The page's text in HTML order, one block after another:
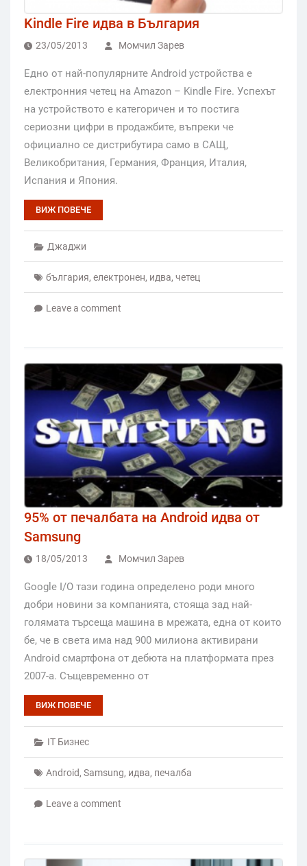
Kindle Fire идва в България
23/05/2013 Момчил Зарев
Едно от най-популярните Android устройства е
електронния четец на Amazon – Kindle Fire. Успехът
на устройството е категоричен и то постига
сериозни цифри в продажбите, въпреки че
официално се дистрибутира само в САЩ,
Великобритания, Германия, Франция, Италия,
Испания и Япония.
ВИЖ ПОВЕЧЕ
Джаджи
българия, електронен, идва, четец
Leave a comment
95% от печалбата на Android идва от
Samsung
18/05/2013 Момчил Зарев
Google I/O тази година определено роди много
добри новини за компанията, стояща зад най-
голямата търсеща машина в мрежата, една от които
бе, че в света има над 900 милиона активирани
Android смартфона от дебюта на платформата през
2007-а. Същевременно от
ВИЖ ПОВЕЧЕ
IT Бизнес
Android, Samsung, идва, печалба
Leave a comment